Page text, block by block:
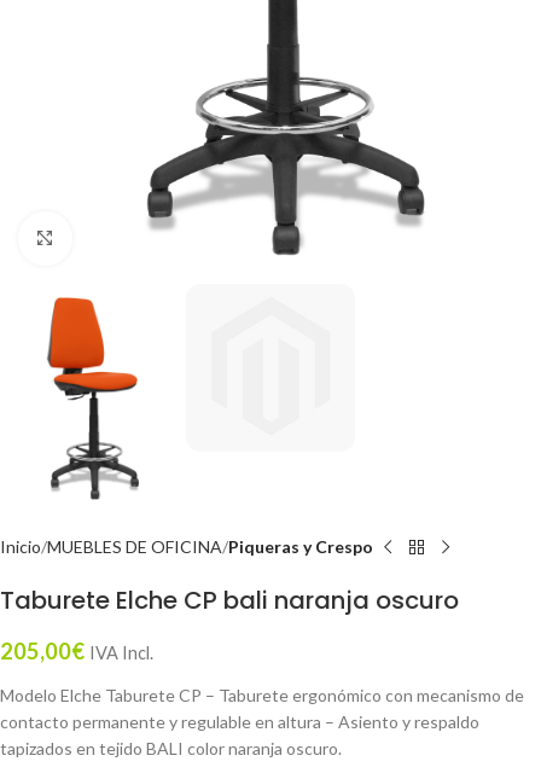
Inicio MUEBLES DE OFICINA Piqueras y Crespo
Taburete Elche CP bali naranja oscuro
205,00€ IVA Incl.
Modelo Elche Taburete CP – Taburete ergonómico con mecanismo de
contacto permanente y regulable en altura – Asiento y respaldo
tapizados en tejido BALI color naranja oscuro.